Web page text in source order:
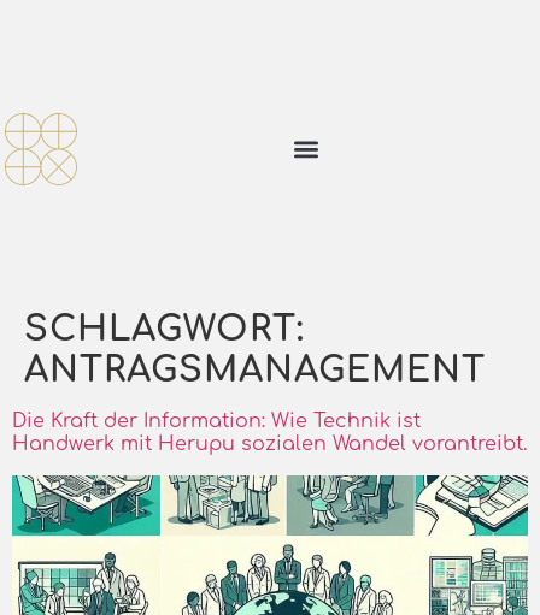
SCHLAGWORT:
ANTRAGSMANAGEMENT
Die Kraft der Information: Wie Technik ist
Handwerk mit Herupu sozialen Wandel vorantreibt.